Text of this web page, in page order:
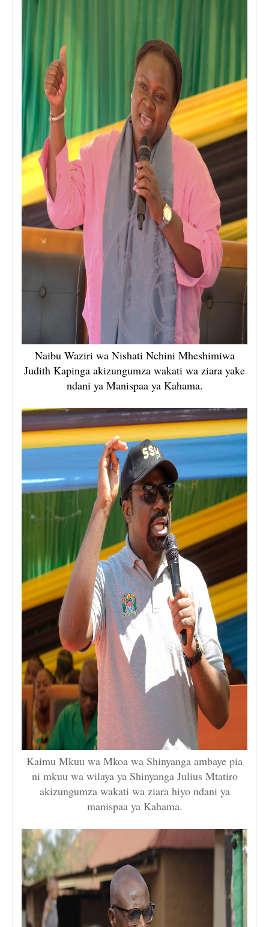
Naibu Waziri wa Nishati Nchini Mheshimiwa
Judith Kapinga akizungumza wakati wa ziara yake
ndani ya Manispaa ya Kahama.
Kaimu Mkuu wa Mkoa wa Shinyanga ambaye pia
ni mkuu wa wilaya ya Shinyanga Julius Mtatiro
akizungumza wakati wa ziara hiyo ndani ya
manispaa ya Kahama.